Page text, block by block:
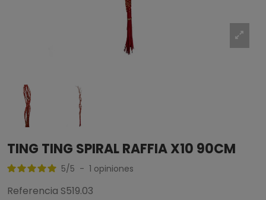
TING TING SPIRAL RAFFIA X10 90CM
5/5 - 1 opiniones
Referencia S519.03